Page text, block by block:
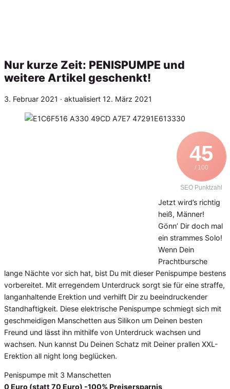
Nur kurze Zeit: PENISPUMPE und
weitere Artikel geschenkt!
Veröffentlicht
3. Februar 2021 · aktualisiert 12. März 2021
45
/ 100
SEO Punktzahl
Jetzt wird’s richtig
heiß, Männer!
Gönn’ Dir doch mal
ein strammes Solo!
Wenn Dein
Prachtbursche
lange Nächte vor sich hat, bist Du mit dieser Penispumpe bestens
vorbereitet. Mit erregendem Unterdruck sorgt sie für eine straffe,
langanhaltende Erektion und verhilft Dir zu beeindruckender
Standhaftigkeit. Diese elektrische Penispumpe schmiegt sich mit
geschmeidigen Manschetten aus Silikon um Deinen besten
Freund und lässt ihn mithilfe von Unterdruck wachsen und
wachsen. Nun kannst Du Deinen Schatz mit Deiner prallen XXL-
Erektion all night long beglücken.
Penispumpe mit 3 Manschetten
0 Euro (statt 70 Euro) -100% Preisersparnis